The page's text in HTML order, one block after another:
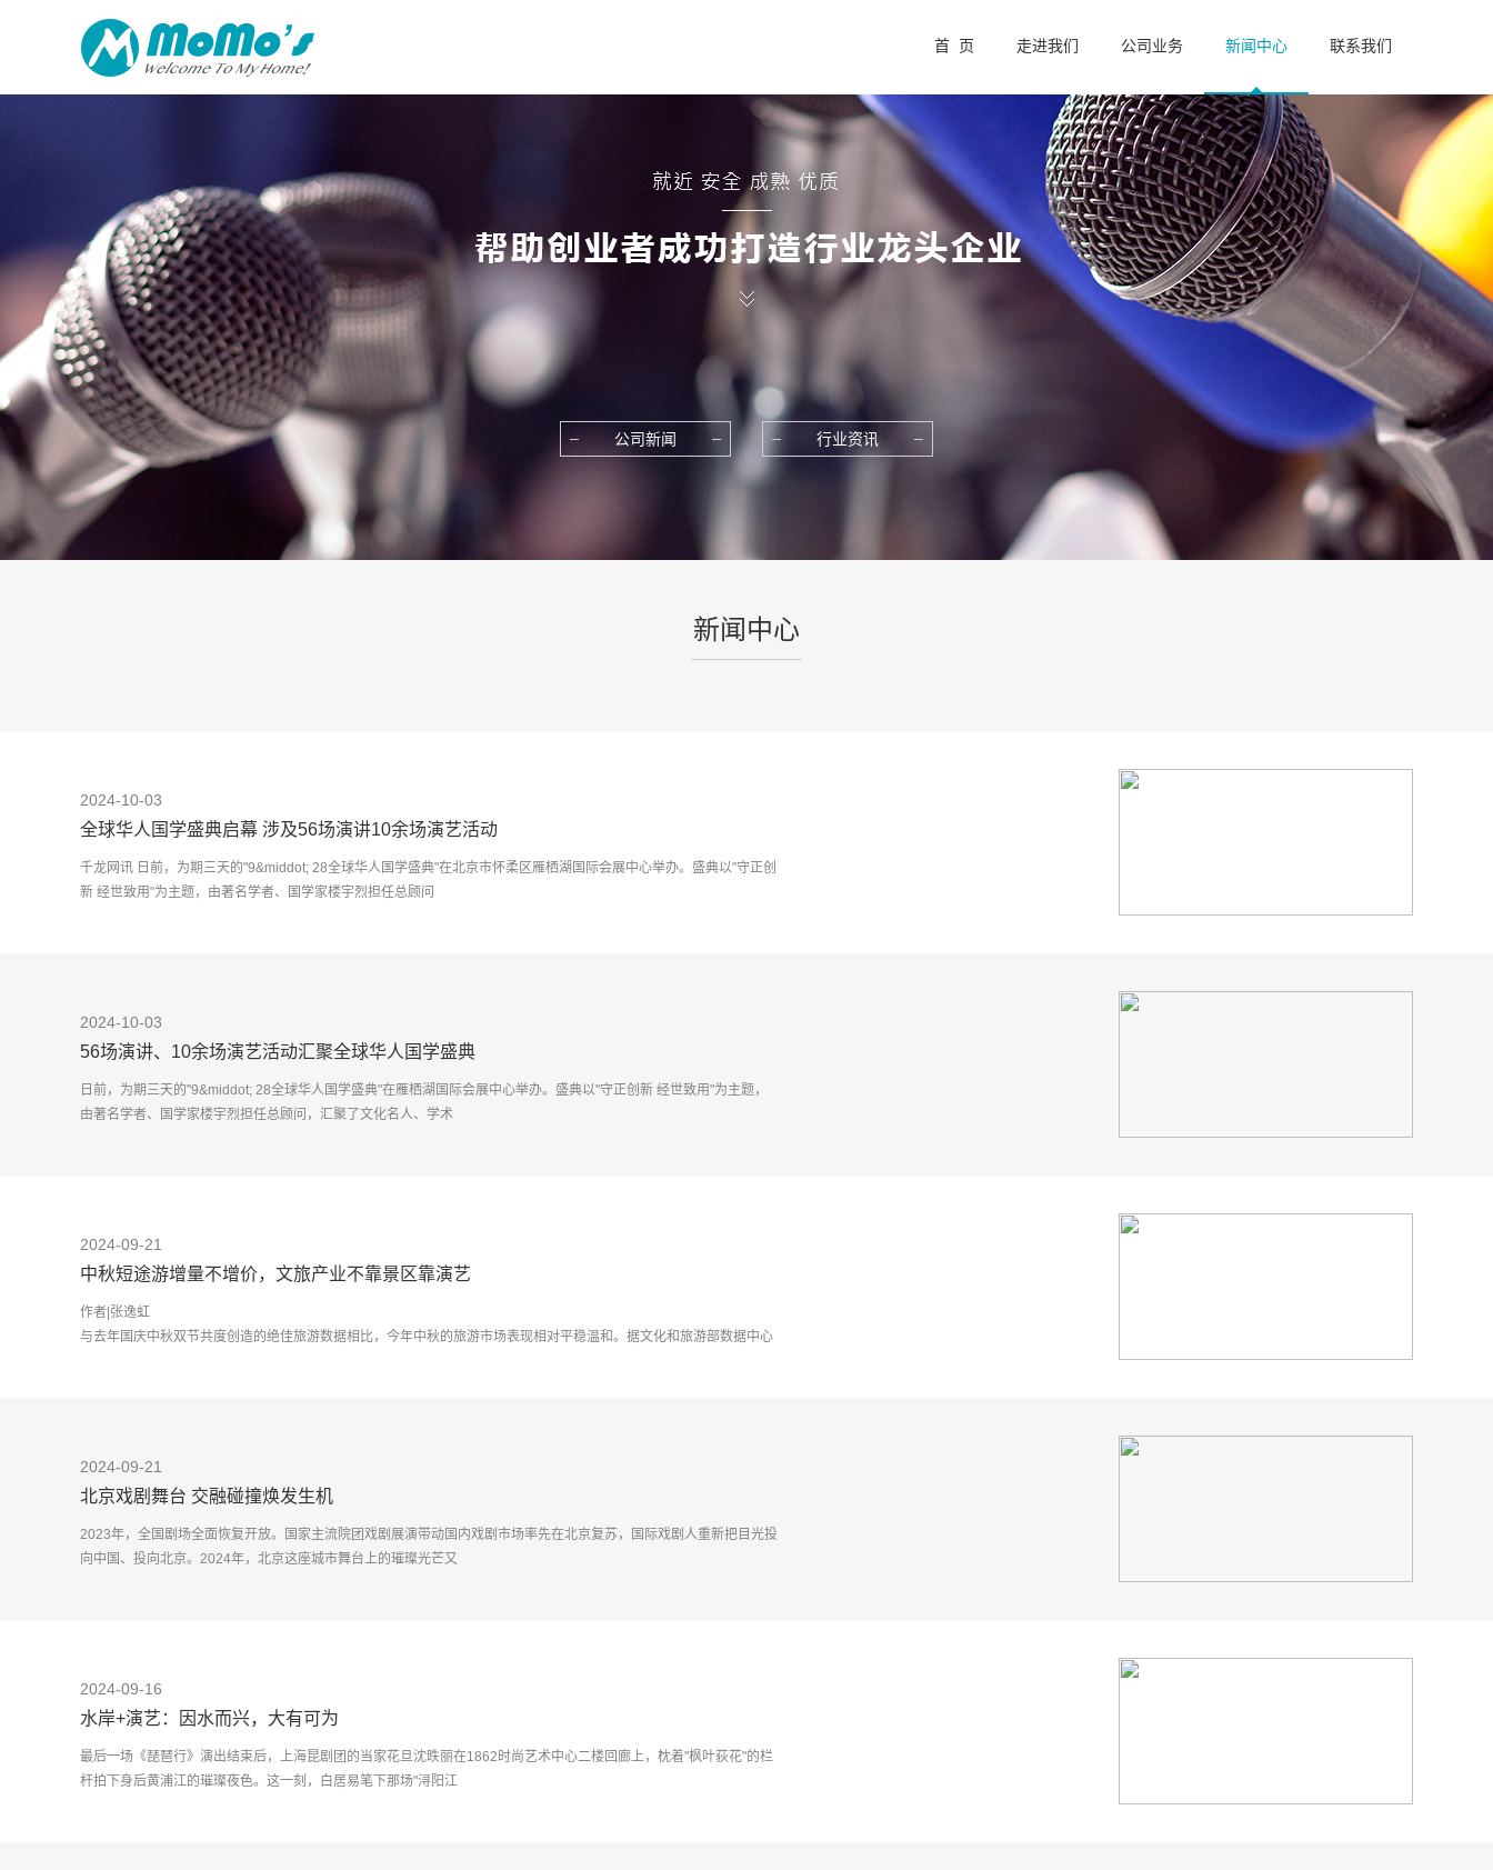
首 页 走进我们 公司业务 新闻中心 联系我们
公司新闻 行业资讯
新闻中心
2024-10-03
全球华人国学盛典启幕 涉及56场演讲10余场演艺活动
千龙网讯 日前，为期三天的"9&middot; 28全球华人国学盛典"在北京市怀柔区雁栖湖国际会展中心举办。盛典以"守正创
新 经世致用"为主题，由著名学者、国学家楼宇烈担任总顾问
2024-10-03
56场演讲、10余场演艺活动汇聚全球华人国学盛典
日前，为期三天的"9&middot; 28全球华人国学盛典"在雁栖湖国际会展中心举办。盛典以"守正创新 经世致用"为主题，
由著名学者、国学家楼宇烈担任总顾问，汇聚了文化名人、学术
2024-09-21
中秋短途游增量不增价，文旅产业不靠景区靠演艺
作者|张逸虹
与去年国庆中秋双节共度创造的绝佳旅游数据相比，今年中秋的旅游市场表现相对平稳温和。据文化和旅游部数据中心
2024-09-21
北京戏剧舞台 交融碰撞焕发生机
2023年，全国剧场全面恢复开放。国家主流院团戏剧展演带动国内戏剧市场率先在北京复苏，国际戏剧人重新把目光投
向中国、投向北京。2024年，北京这座城市舞台上的璀璨光芒又
2024-09-16
水岸+演艺：因水而兴，大有可为
最后一场《琵琶行》演出结束后，上海昆剧团的当家花旦沈昳丽在1862时尚艺术中心二楼回廊上，枕着"枫叶荻花"的栏
杆拍下身后黄浦江的璀璨夜色。这一刻，白居易笔下那场"浔阳江